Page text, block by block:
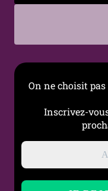
Occasions
On ne choisit
Inscrivez-